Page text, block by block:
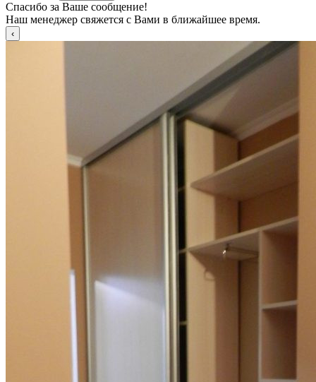
Спасибо за Ваше сообщение!
Наш менеджер свяжется с Вами в ближайшее время.